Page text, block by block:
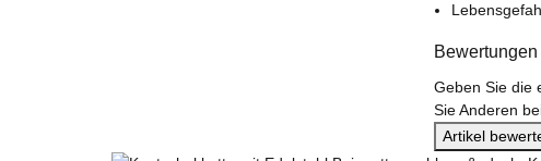
Bewertungen
Geben Sie die
Sie Anderen
Artikel